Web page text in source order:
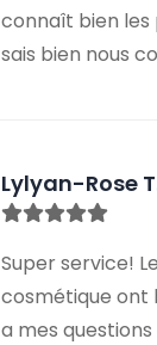
connaît bien
sais bien nous
Lylyan-Rose
Super service!
cosmétique ont
a mes